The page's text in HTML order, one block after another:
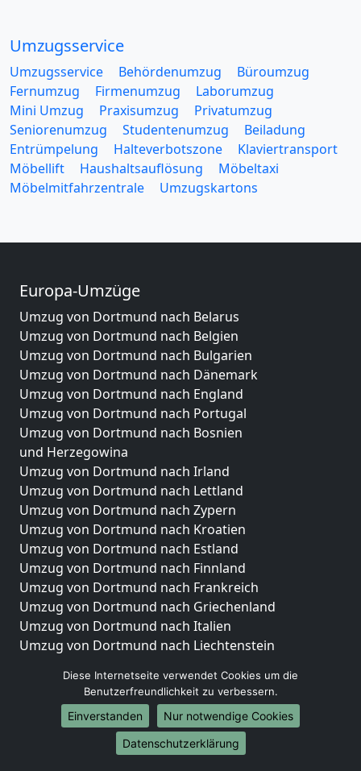
Umzugsservice
Umzugsservice Behördenumzug
Büroumzug
Fernumzug
Firmenumzug
Laborumzug
Mini Umzug
Praxisumzug
Privatumzug
Seniorenumzug
Studentenumzug
Beiladung
Entrümpelung
Halteverbotszone
Klaviertransport
Möbellift
Haushaltsauflösung
Möbeltaxi
Möbelmitfahrzentrale
Umzugskartons
Europa-Umzüge
Umzug von Dortmund nach Belarus
Umzug von Dortmund nach Belgien
Umzug von Dortmund nach Bulgarien
Umzug von Dortmund nach Dänemark
Umzug von Dortmund nach England
Umzug von Dortmund nach Portugal
Umzug von Dortmund nach Bosnien
und Herzegowina
Umzug von Dortmund nach Irland
Umzug von Dortmund nach Lettland
Umzug von Dortmund nach Zypern
Umzug von Dortmund nach Kroatien
Umzug von Dortmund nach Estland
Umzug von Dortmund nach Finnland
Umzug von Dortmund nach Frankreich
Umzug von Dortmund nach Griechenland
Umzug von Dortmund nach Italien
Umzug von Dortmund nach Liechtenstein
Umzug von Dortmund nach Niederlande
Umzug von Dortmund nach Norwegen
Umzüge-Deutschlandweit
Umzug von Dortmund nach Berlin
Diese Internetseite verwendet Cookies um die
Benutzerfreundlichkeit zu verbessern.
Einverstanden
Nur notwendige Cookies
Datenschutzerklärung